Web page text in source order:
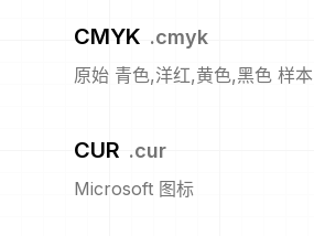
CMYK .cmyk
原始 青色,洋红,黄色,黑色 样本
CUR .cur
Microsoft 图标